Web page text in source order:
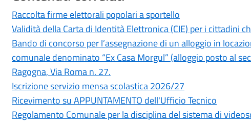
Raccolta firme elettorali popolari a sportello
Validità della Carta di Identità Elettronica (CIE) per i cittadini
Bando di concorso per l’assegnazione di un alloggio in
comunale denominato “Ex Casa Morgul” (alloggio posto al
Ragogna, Via Roma n. 27.
Iscrizione servizio mensa scolastica 2026/27
Ricevimento su APPUNTAMENTO dell'Ufficio Tecnico
Regolamento Comunale per la disciplina del sistema di